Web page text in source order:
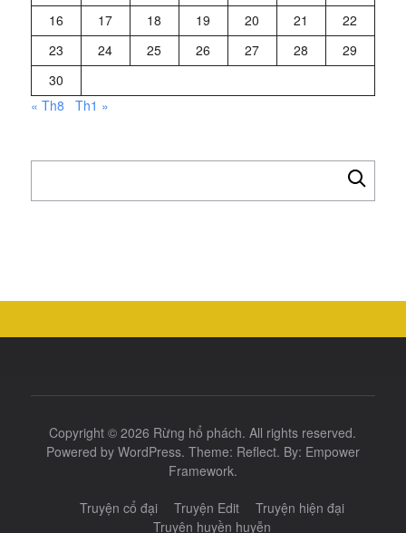
16
17 18 19 20 21
22
23
24 25 26 27 28
29
30
« Th8
Th1 »
cho:
Copyright © 2026 Rừng hổ phách. All rights reserved.
Powered by WordPress. Theme: Reflect. By: Empower
Framework.
Truyện cổ đại Truyện Edit
Truyện hiện đại
Truyện huyền huyễn